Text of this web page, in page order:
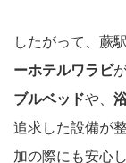
したがって、蕨
ーホテルワラビ
ブルベッドや、
追求した設備が
加の際にも安心